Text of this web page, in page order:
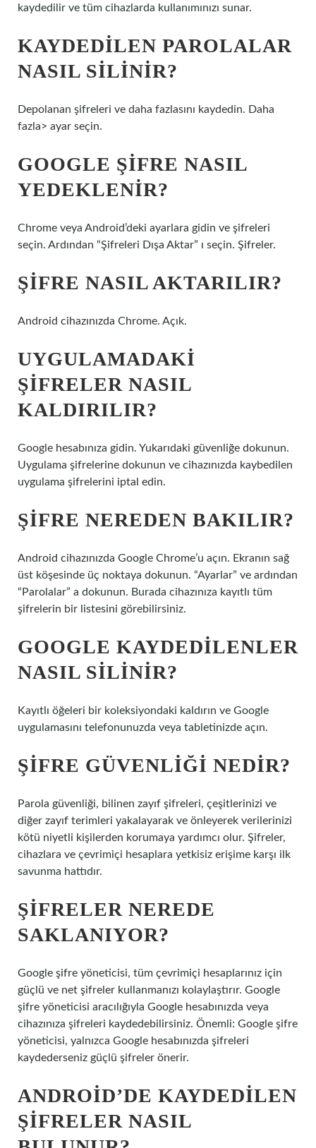
kaydedilir ve tüm cihazlarda kullanımınızı sunar.
KAYDEDILEN PAROLALAR
NASIL SILINIR?
Depolanan şifreleri ve daha fazlasını kaydedin. Daha
fazla> ayar seçin.
GOOGLE ŞIFRE NASIL
YEDEKLENIR?
Chrome veya Android’deki ayarlara gidin ve şifreleri
seçin. Ardından “Şifreleri Dışa Aktar” ı seçin. Şifreler.
ŞIFRE NASIL AKTARILIR?
Android cihazınızda Chrome. Açık.
UYGULAMADAKI
ŞIFRELER NASIL
KALDIRILIR?
Google hesabınıza gidin. Yukarıdaki güvenliğe dokunun.
Uygulama şifrelerine dokunun ve cihazınızda kaybedilen
uygulama şifrelerini iptal edin.
ŞIFRE NEREDEN BAKILIR?
Android cihazınızda Google Chrome’u açın. Ekranın sağ
üst köşesinde üç noktaya dokunun. “Ayarlar” ve ardından
“Parolalar” a dokunun. Burada cihazınıza kayıtlı tüm
şifrelerin bir listesini görebilirsiniz.
GOOGLE KAYDEDILENLER
NASIL SILINIR?
Kayıtlı öğeleri bir koleksiyondaki kaldırın ve Google
uygulamasını telefonunuzda veya tabletinizde açın.
ŞIFRE GÜVENLIĞI NEDIR?
Parola güvenliği, bilinen zayıf şifreleri, çeşitlerinizi ve
diğer zayıf terimleri yakalayarak ve önleyerek verilerinizi
kötü niyetli kişilerden korumaya yardımcı olur. Şifreler,
cihazlara ve çevrimiçi hesaplara yetkisiz erişime karşı ilk
savunma hattıdır.
ŞIFRELER NEREDE
SAKLANIYOR?
Google şifre yöneticisi, tüm çevrimiçi hesaplarınız için
güçlü ve net şifreler kullanmanızı kolaylaştırır. Google
şifre yöneticisi aracılığıyla Google hesabınızda veya
cihazınıza şifreleri kaydedebilirsiniz. Önemli: Google şifre
yöneticisi, yalnızca Google hesabınızda şifreleri
kaydederseniz güçlü şifreler önerir.
ANDROID’DE KAYDEDILEN
ŞIFRELER NASIL